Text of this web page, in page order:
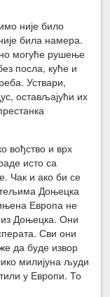
није било
била намера.
могуће рушење
посла, куће и
Уствари,
остављајући их
вођство и врх
исто са
Чак и ако би се
Доњецка
Европа не
из Доњецка. Они
Сви они
да буде извор
милијуна људи
у Европи. То